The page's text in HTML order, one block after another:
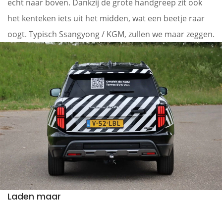
echt naar boven. Dankzij de grote handgreep zit ook
het kenteken iets uit het midden, wat een beetje raar
oogt. Typisch Ssangyong / KGM, zullen we maar zeggen.
Laden maar